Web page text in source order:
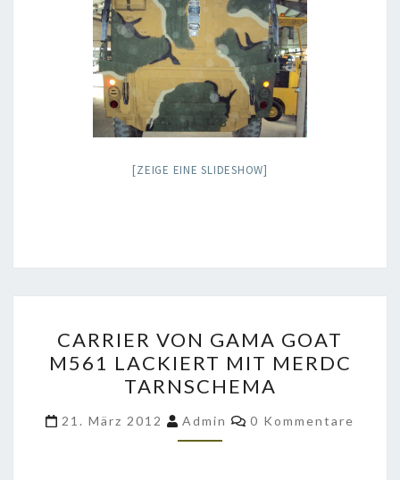
[ZEIGE EINE SLIDESHOW]
VON
GAMA
GOAT
M561
LACKIERT
CARRIER VON GAMA GOAT
M561 LACKIERT MIT MERDC
TARNSCHEMA
21. März 2012 Admin Kommentare
0 Kommentare